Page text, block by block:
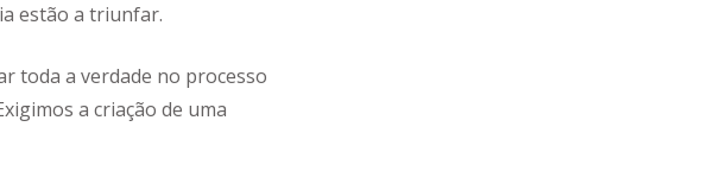
estão a triunfar.
toda a verdade no processo
a criação de uma